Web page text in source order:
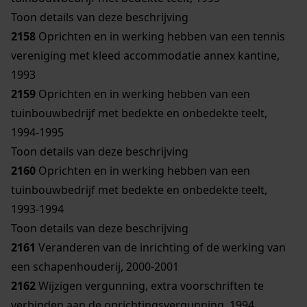
Toon details van deze beschrijving
2158 Oprichten en in werking hebben van een tennis
vereniging met kleed accommodatie annex kantine,
1993
2159 Oprichten en in werking hebben van een
tuinbouwbedrijf met bedekte en onbedekte teelt,
1994-1995
Toon details van deze beschrijving
2160 Oprichten en in werking hebben van een
tuinbouwbedrijf met bedekte en onbedekte teelt,
1993-1994
Toon details van deze beschrijving
2161 Veranderen van de inrichting of de werking van
een schapenhouderij, 2000-2001
2162Wijzigen vergunning, extra voorschriften te